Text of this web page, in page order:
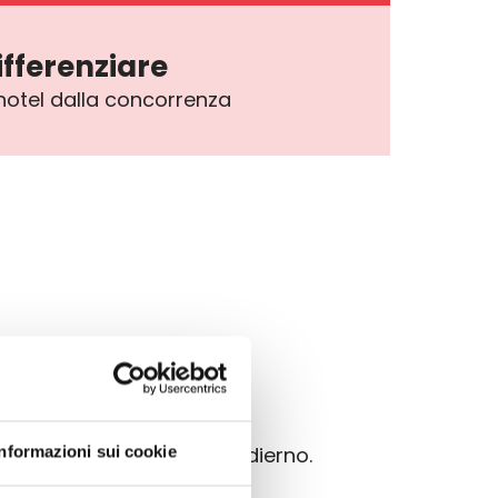
sui cookie
dalla concorrenza
del cliente odierno.